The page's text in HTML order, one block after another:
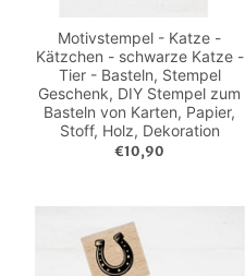
Motivstempel - Katze -
Kätzchen - schwarze Katze -
Tier - Basteln, Stempel
Geschenk, DIY Stempel zum
Basteln von Karten, Papier,
Stoff, Holz, Dekoration
€10,90